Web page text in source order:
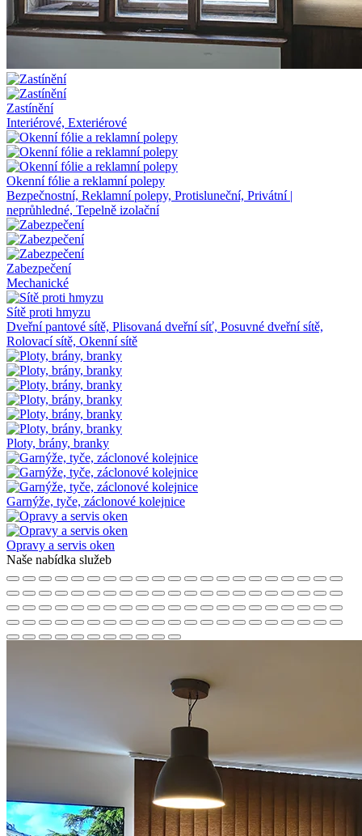
Zastínění
Interiérové, Exteriérové
Okenní fólie a reklamní polepy
Bezpečnostní, Reklamní polepy, Protisluneční, Privátní |
neprůhledné, Tepelně izolační
Zabezpečení
Mechanické
Sítě proti hmyzu
Dveřní pantové sítě, Plisovaná dveřní síť, Posuvné dveřní sítě,
Rolovací sítě, Okenní sítě
Ploty, brány, branky
Garnýže, tyče, záclonové kolejnice
Opravy a servis oken
Naše nabídka služeb